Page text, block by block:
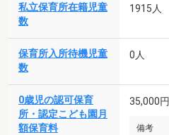
私立保育所在籍児童
数
1915人
保育所入所待機児童
数
0人
0歳児の認可保育
所・認定こども園月
額保育料
35,000円
備考